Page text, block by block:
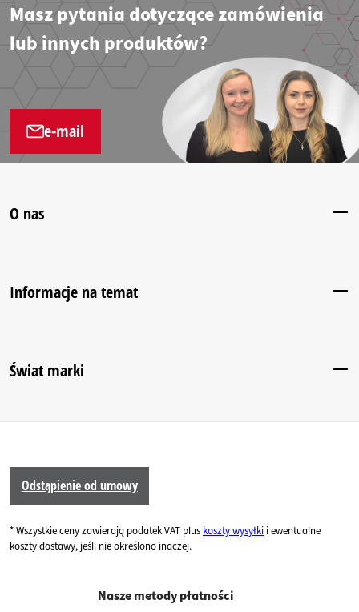
Masz pytania dotyczące zamówienia
lub innych produktów?
e-mail
O nas
Informacje na temat
Świat marki
Odstąpienie od umowy
* Wszystkie ceny zawierają podatek VAT plus koszty wysyłki i ewentualne
koszty dostawy, jeśli nie określono inaczej.
Nasze metody płatności